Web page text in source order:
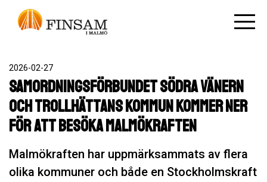
2026-02-27
Samordningsförbundet Södra Vänern
och Trollhättans kommun kommer ner
för att besöka Malmökraften
Malmökraften har uppmärksammats av flera
olika kommuner och både en Stockholmskraft